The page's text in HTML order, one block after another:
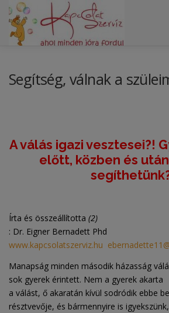
Tovább
tartalomhoz
KAPCSOLAT IMPRESSZUM
Segítség, válnak a
A válás igazi vesztesei?!
előtt, közben és
Írta és összeállította (2)
: Dr. Eigner Bernadett Phd
www.kapcsolatszerviz.hu
Manapság minden második házasság
sok gyerek érintett. Nem a gyerek akarta
a válást, ő akaratán kívül sodródik ebbe
résztvevője, és bármennyire is